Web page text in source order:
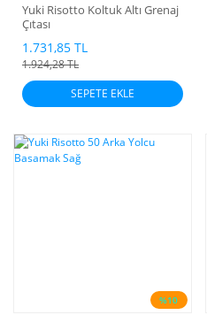
Yuki Risotto Koltuk Altı Grenaj
Çıtası
1.731,85 TL
1.924,28 TL
SEPETE EKLE
%10